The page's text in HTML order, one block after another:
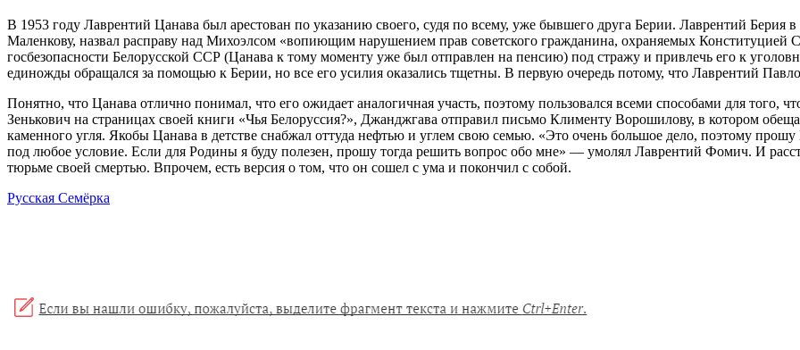
В 1953 году Лаврентий Цанава был арестован по указанию своего, судя по всему, уже бывшего друга Берии. Лаврентий Берия
Маленкову, назвал расправу над Михоэлсом «вопиющим нарушением прав советского гражданина, охраняемых Конституцией
госбезопасности Белорусской ССР (Цанава к тому моменту уже был отправлен на пенсию) под стражу и привлечь его к
единожды обращался за помощью к Берии, но все его усилия оказались тщетны. В первую очередь потому, что Лаврентий
Понятно, что Цанава отлично понимал, что его ожидает аналогичная участь, поэтому пользовался всеми способами для того,
Зенькович на страницах своей книги «Чья Белоруссия?», Джанджгава отправил письмо Клименту Ворошилову, в котором
каменного угля. Якобы Цанава в детстве снабжал оттуда нефтью и углем свою семью. «Это очень большое дело, поэтому прошу
под любое условие. Если для Родины я буду полезен, прошу тогда решить вопрос обо мне» — умолял Лаврентий Фомич. И
тюрьме своей смертью. Впрочем, есть версия о том, что он сошел с ума и покончил с собой.
Русская Семёрка